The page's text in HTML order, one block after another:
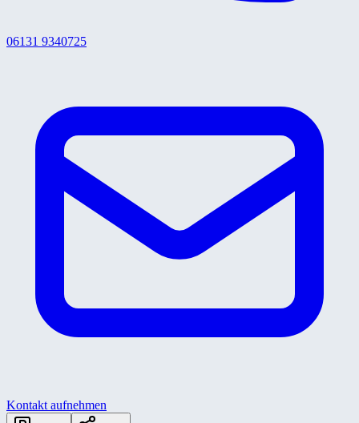
06131 9340725
Kontakt aufnehmen